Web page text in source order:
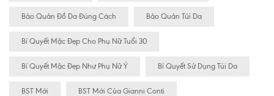
Bảo Quản Đồ Da Đúng Cách Bảo Quản Túi Da
Bí Quyết Mặc Đẹp Cho Phụ Nữ Tuổi 30
Bí Quyết Mặc Đẹp Như Phụ Nữ Ý Bí Quyết Sử Dụng Túi Da
BST Mới BST Mới Của Gianni Conti